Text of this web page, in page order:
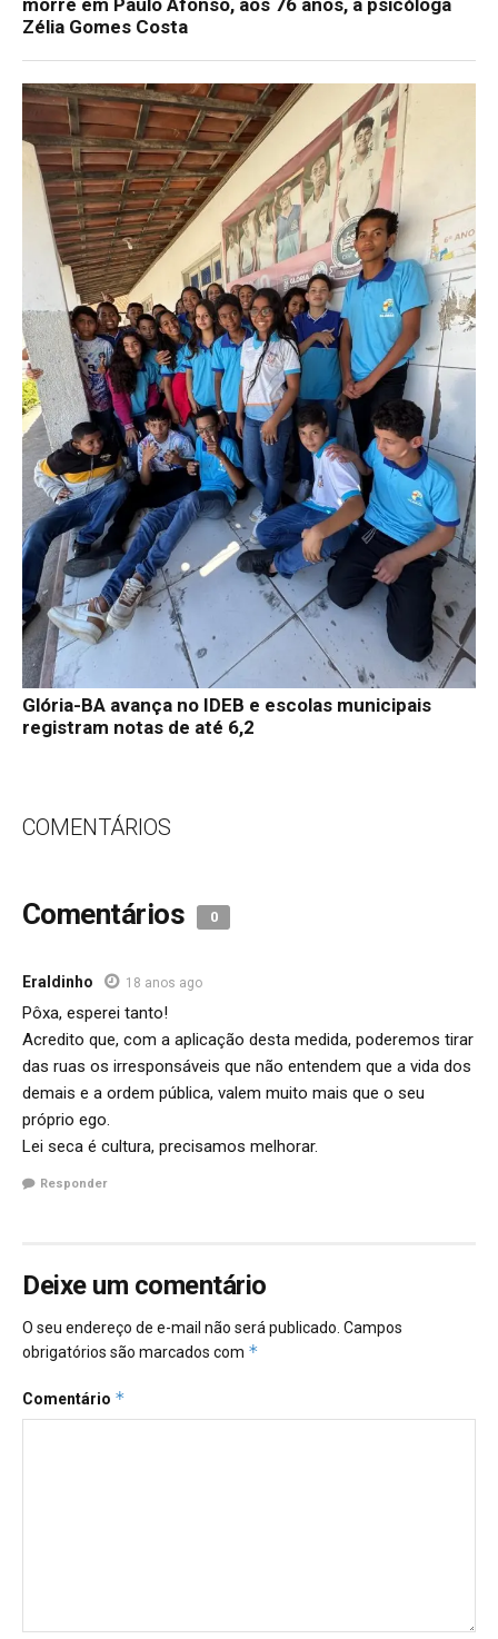
morre em Paulo Afonso, aos 76 anos, a psicóloga
Zélia Gomes Costa
Glória-BA avança no IDEB e escolas municipais
registram notas de até 6,2
COMENTÁRIOS
Comentários 0
Eraldinho 18 anos ago
Pôxa, esperei tanto!
Acredito que, com a aplicação desta medida, poderemos tirar
das ruas os irresponsáveis que não entendem que a vida dos
demais e a ordem pública, valem muito mais que o seu
próprio ego.
Lei seca é cultura, precisamos melhorar.
Responder
Deixe um comentário
O seu endereço de e-mail não será publicado. Campos
obrigatórios são marcados com *
Comentário *